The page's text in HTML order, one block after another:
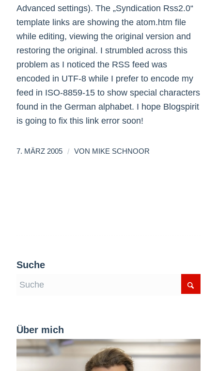
Advanced settings). The „Syndication Rss2.0“
template links are showing the atom.htm file
while editing, viewing the original version and
restoring the original. I strumbled across this
problem as I noticed the RSS feed was
encoded in UTF-8 while I prefer to encode my
feed in ISO-8859-15 to show special characters
found in the German alphabet. I hope Blogspirit
is going to fix this link error soon!
7. MÄRZ 2005 / VON MIKE SCHNOOR
Suche
Über mich